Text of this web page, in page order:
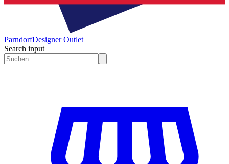
ParndorfDesigner Outlet
Search input